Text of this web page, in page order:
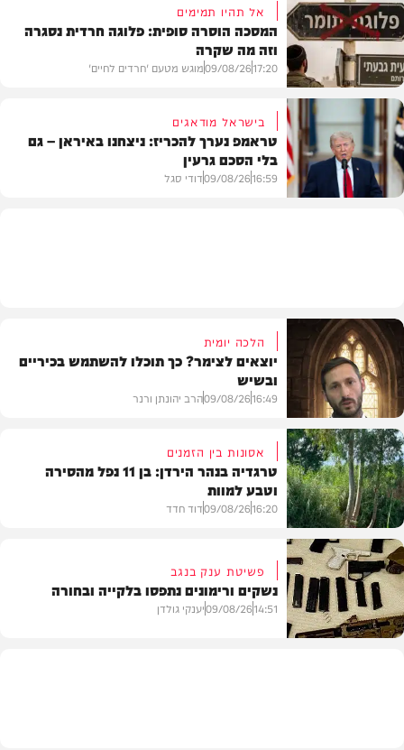
גלריות
דעות
אל תהיו תמימים
המסכה הוסרה סופית: פלוגה חרדית נסגרה
וזה מה שקרה
17:20
09/08/26מוגש מטעם 'חרדים לחיים'
בישראל מודאגים
טראמפ נערך להכריז: ניצחנו באיראן – גם
בלי הסכם גרעין
16:59
09/08/26דודי סגל
הלכה
הלכה יומית
יוצאים לצימר? כך תוכלו להשתמש בכיריים
ובשיש
16:49
09/08/26הרב יהונתן ורנר
בארץ
אסונות בין הזמנים
טרגדיה בנהר הירדן: בן 11 נפל מהסירה
וטבע למוות
16:20
09/08/26דוד חדד
פשיטת ענק בנגב
נשקים ורימונים נתפסו בלקייה ובחורה
14:51
09/08/26יענקי גולדן